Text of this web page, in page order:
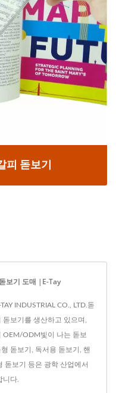
피 돋보기
보기 도매 |E-Tay
INDUSTRIAL CO., LTD.돋
보기를 생산하고 있으며,
OEM/ODM빛이 나는 돋보
돋보기, 독서용 돋보기, 핸
돋보기 등은 광학 산업에서
니다.